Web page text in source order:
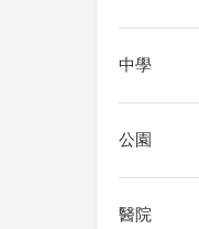
中學
公園
醫院